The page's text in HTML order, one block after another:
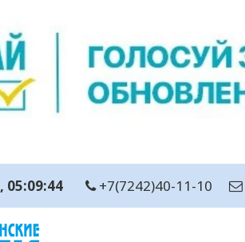
, 05:09:45 +7(7242)40-11-10